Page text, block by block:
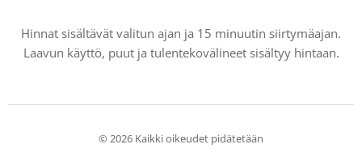
Hinnat sisältävät valitun ajan ja 15 minuutin siirtymäajan.
Laavun käyttö, puut ja tulentekovälineet sisältyy hintaan.
© 2026 Kaikki oikeudet pidätetään